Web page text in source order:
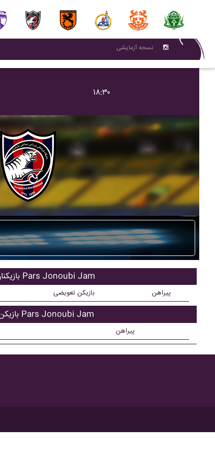
نسحه آزمایشی
۱۸:۳۰
بازیکنان اصلی Pars Jonoubi Jam
بازیکن تعویضی پیراهن
بازیکن ذحیره Pars Jonoubi Jam
پیراهن